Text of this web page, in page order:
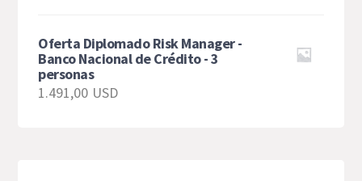
Oferta Diplomado Risk Manager -
Banco Nacional de Crédito - 3
personas
1.491,00 USD